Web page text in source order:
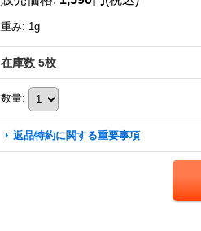
重み: 1g
在庫数 5枚
数量:
返品特約に関する重要事項